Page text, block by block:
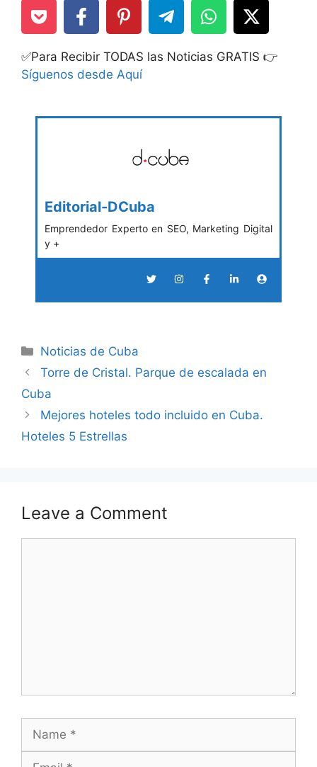
✅Para Recibir TODAS las Noticias GRATIS 👉
Síguenos desde Aquí
Editorial-DCuba
Emprendedor Experto en SEO, Marketing Digital
y +
Categories
Noticias de Cuba
Torre de Cristal. Parque de escalada en
Cuba
Mejores hoteles todo incluido en Cuba.
Hoteles 5 Estrellas
Leave a Comment
Name
Email